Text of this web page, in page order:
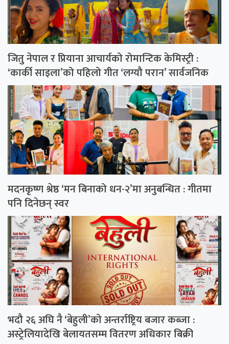
जितु नेपाल र प्रियाना आचार्यको रोमान्टिक केमिस्ट्री :
‘कार्की साइला’को पहिलो गीत ‘लग्यौ परान’ सार्वजनिक
मदनकृष्ण श्रेष्ठ ‘मन बिनाको धन-२’मा अनुबन्धित : गीतमा
पनि दिनेछन् स्वर
भदौ २६ अघि नै ‘बेहुली’को अन्तर्राष्ट्रिय बजार कब्जा :
अस्ट्रेलियादेखि बेलायतसम्म वितरण अधिकार बिक्री